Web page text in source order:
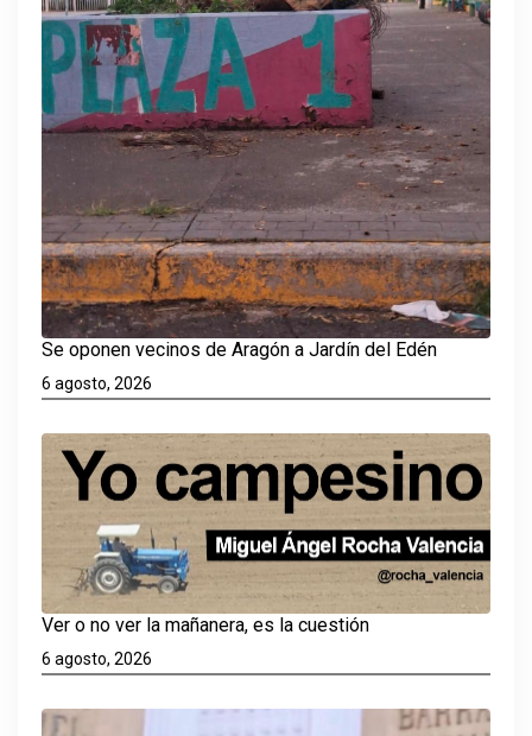
Se oponen vecinos de Aragón a Jardín del Edén
6 agosto, 2026
Ver o no ver la mañanera, es la cuestión
6 agosto, 2026